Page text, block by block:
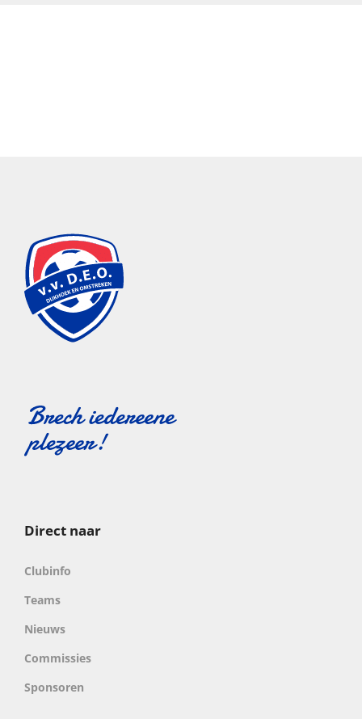
Direct naar
Clubinfo
Teams
Nieuws
Commissies
Sponsoren